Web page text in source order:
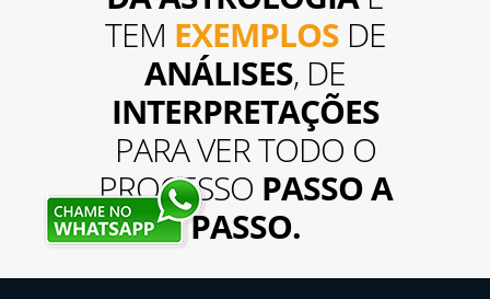
TEM EXEMPLOSDE
ANÁLISES, DE
INTERPRETAÇÕES
PARA VER TODO O
PROCESSO PASSO A
PASSO.